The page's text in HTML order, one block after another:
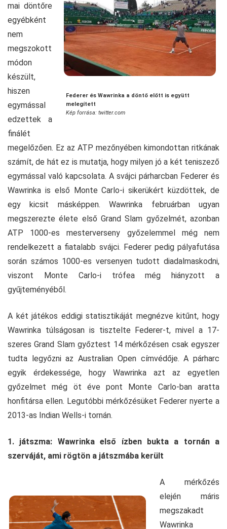
Federer és Wawrinka a döntő előtt is együtt
melegített
Kép forrása: twitter.com
mai döntőre
egyébként
nem
megszokott
módon
készült,
hiszen
egymással
edzettek a
finálét
megelőzően. Ez az ATP mezőnyében kimondottan ritkának
számít, de hát ez is mutatja, hogy milyen jó a két teniszező
egymással való kapcsolata. A svájci párharcban Federer és
Wawrinka is első Monte Carlo-i sikerükért küzdöttek, de
egy kicsit másképpen. Wawrinka februárban ugyan
megszerezte élete első Grand Slam győzelmét, azonban
ATP 1000-es mesterverseny győzelemmel még nem
rendelkezett a fiatalabb svájci. Federer pedig pályafutása
során számos 1000-es versenyen tudott diadalmaskodni,
viszont Monte Carlo-i trófea még hiányzott a
gyűjteményéből.
A két játékos eddigi statisztikáját megnézve kitűnt, hogy
Wawrinka túlságosan is tisztelte Federer-t, mivel a 17-
szeres Grand Slam győztest 14 mérkőzésen csak egyszer
tudta legyőzni az Australian Open címvédője. A párharc
egyik érdekessége, hogy Wawrinka azt az egyetlen
győzelmet még öt éve pont Monte Carlo-ban aratta
honfitársa ellen. Legutóbbi mérkőzésüket Federer nyerte a
2013-as Indian Wells-i tornán.
1. játszma: Wawrinka első ízben bukta a tornán a
szerváját, ami rögtön a játszmába került
A mérkőzés
elején máris
megszakadt
Wawrinka